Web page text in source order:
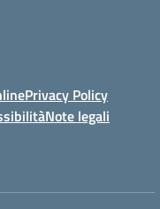
Privacy Policy
Note legali